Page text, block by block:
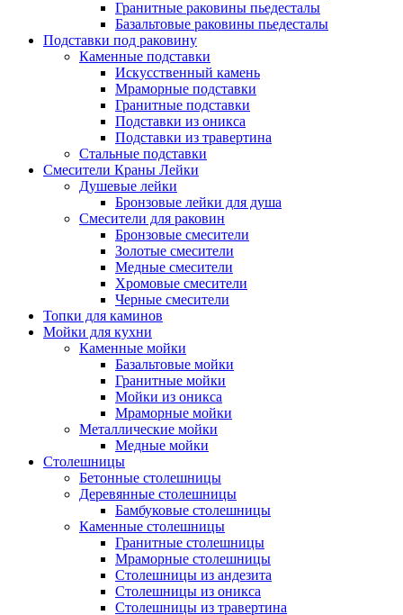
Гранитные раковины пьедесталы
Базальтовые раковины пьедесталы
Подставки под раковину
Каменные подставки
Искусственный камень
Мраморные подставки
Гранитные подставки
Подставки из оникса
Подставки из травертина
Стальные подставки
Смесители Краны Лейки
Душевые лейки
Бронзовые лейки для душа
Смесители для раковин
Бронзовые смесители
Золотые смесители
Медные смесители
Хромовые смесители
Черные смесители
Топки для каминов
Мойки для кухни
Каменные мойки
Базальтовые мойки
Гранитные мойки
Мойки из оникса
Мраморные мойки
Металлические мойки
Медные мойки
Столешницы
Бетонные столешницы
Деревянные столешницы
Бамбуковые столешницы
Каменные столешницы
Гранитные столешницы
Мраморные столешницы
Столешницы из андезита
Столешницы из оникса
Столешницы из травертина